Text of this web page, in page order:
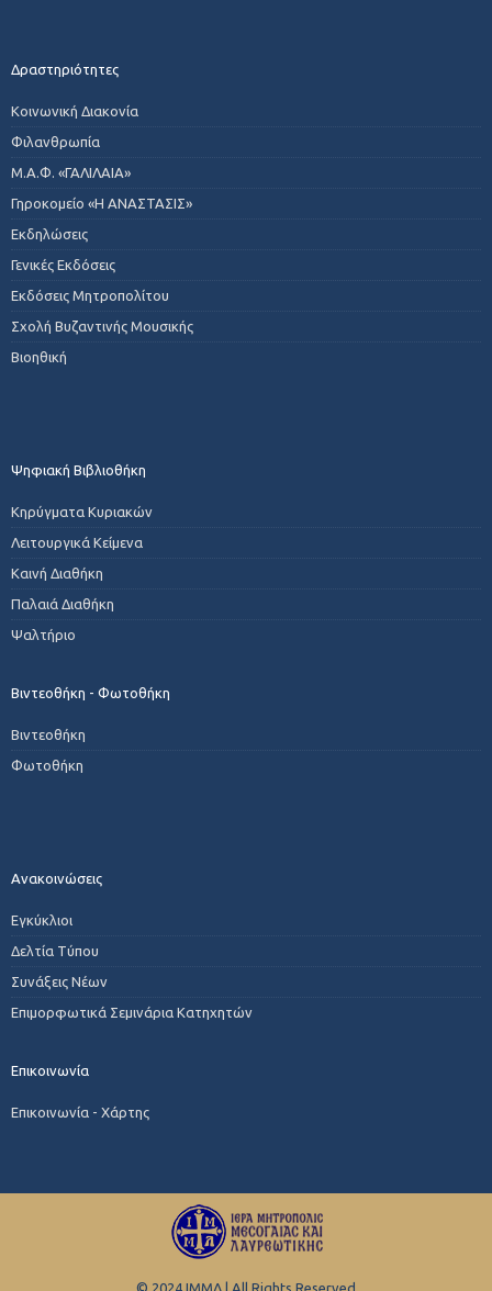
Δραστηριότητες
Κοινωνική Διακονία
Φιλανθρωπία
Μ.Α.Φ. «ΓΑΛΙΛΑΙΑ»
Γηροκομείο «Η ΑΝΑΣΤΑΣΙΣ»
Εκδηλώσεις
Γενικές Εκδόσεις
Εκδόσεις Μητροπολίτου
Σχολή Βυζαντινής Μουσικής
Βιοηθική
Ψηφιακή Βιβλιοθήκη
Κηρύγματα Κυριακών
Λειτουργικά Κείμενα
Καινή Διαθήκη
Παλαιά Διαθήκη
Ψαλτήριο
Βιντεοθήκη - Φωτοθήκη
Βιντεοθήκη
Φωτοθήκη
Ανακοινώσεις
Εγκύκλιοι
Δελτία Τύπου
Συνάξεις Νέων
Επιμορφωτικά Σεμινάρια Κατηχητών
Επικοινωνία
Επικοινωνία - Χάρτης
© 2024 ΙΜΜΛ | All Rights Reserved